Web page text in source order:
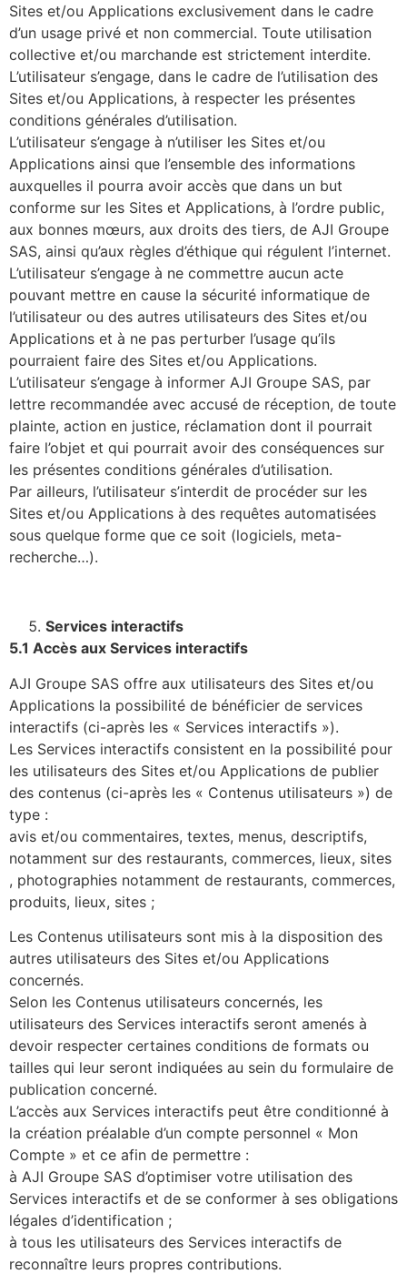
Sites et/ou Applications exclusivement dans le cadre
d’un usage privé et non commercial. Toute utilisation
collective et/ou marchande est strictement interdite.
L’utilisateur s’engage, dans le cadre de l’utilisation des
Sites et/ou Applications, à respecter les présentes
conditions générales d’utilisation.
L’utilisateur s’engage à n’utiliser les Sites et/ou
Applications ainsi que l’ensemble des informations
auxquelles il pourra avoir accès que dans un but
conforme sur les Sites et Applications, à l’ordre public,
aux bonnes mœurs, aux droits des tiers, de AJI Groupe
SAS, ainsi qu’aux règles d’éthique qui régulent l’internet.
L’utilisateur s’engage à ne commettre aucun acte
pouvant mettre en cause la sécurité informatique de
l’utilisateur ou des autres utilisateurs des Sites et/ou
Applications et à ne pas perturber l’usage qu’ils
pourraient faire des Sites et/ou Applications.
L’utilisateur s’engage à informer AJI Groupe SAS, par
lettre recommandée avec accusé de réception, de toute
plainte, action en justice, réclamation dont il pourrait
faire l’objet et qui pourrait avoir des conséquences sur
les présentes conditions générales d’utilisation.
Par ailleurs, l’utilisateur s’interdit de procéder sur les
Sites et/ou Applications à des requêtes automatisées
sous quelque forme que ce soit (logiciels, meta-
recherche…).
Services interactifs
5.1 Accès aux Services interactifs
AJI Groupe SAS offre aux utilisateurs des Sites et/ou
Applications la possibilité de bénéficier de services
interactifs (ci-après les « Services interactifs »).
Les Services interactifs consistent en la possibilité pour
les utilisateurs des Sites et/ou Applications de publier
des contenus (ci-après les « Contenus utilisateurs ») de
type :
avis et/ou commentaires, textes, menus, descriptifs,
notamment sur des restaurants, commerces, lieux, sites
, photographies notamment de restaurants, commerces,
produits, lieux, sites ;
Les Contenus utilisateurs sont mis à la disposition des
autres utilisateurs des Sites et/ou Applications
concernés.
Selon les Contenus utilisateurs concernés, les
utilisateurs des Services interactifs seront amenés à
devoir respecter certaines conditions de formats ou
tailles qui leur seront indiquées au sein du formulaire de
publication concerné.
L’accès aux Services interactifs peut être conditionné à
la création préalable d’un compte personnel « Mon
Compte » et ce afin de permettre :
à AJI Groupe SAS d’optimiser votre utilisation des
Services interactifs et de se conformer à ses obligations
légales d’identification ;
à tous les utilisateurs des Services interactifs de
reconnaître leurs propres contributions.